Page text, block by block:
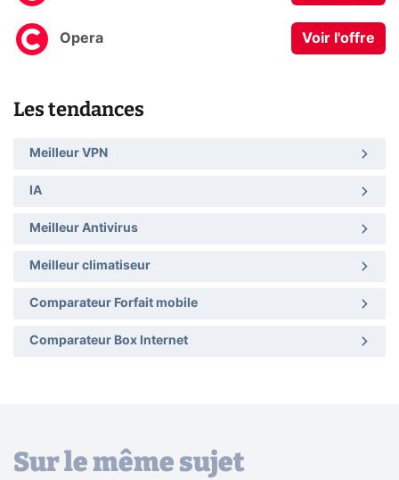
Opera Voir l'offre
Les tendances
Meilleur VPN
IA
Meilleur Antivirus
Meilleur climatiseur
Comparateur Forfait mobile
Comparateur Box Internet
Sur le même sujet